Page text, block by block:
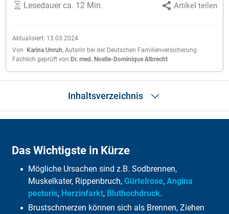
Aktualisiert: 13.03.2024
Von
Karina Unruh, Autorin bei der Deutschen Familienversicherung
Fachlich geprüft von Dr. med. Noelle-Dominique Albrecht
Lesedauer ca. 12 Min. Artikel teilen
Inhaltsverzeichnis
Ursachen
Diagnose
Behandlung
Alternative Heilmethoden
Bei Frauen
Bei Männern
Das Wichtigste in Kürze
Mögliche Ursachen sind z.B. Sodbrennen,
Muskelkater, Rippenbruch, Gürtelrose, Angina
pectoris, Herzinfarkt, Bluthochdruck.
Brustschmerzen können sich als Brennen, Ziehen